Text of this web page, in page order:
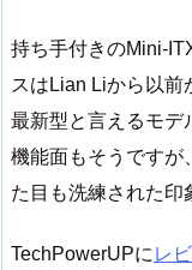
持ち手付きのMini-
スはLian Liから以前
最新型と言えるモデ
機能面もそうですが
た目も洗練された印
TechPowerUPに レ